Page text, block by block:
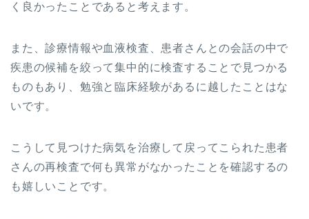
く良かったことであると考えます。
また、診療情報や血液検査、患者さんとの会話の中で
疾患の候補を絞って集中的に検査することで見つかる
ものもあり、勉強と臨床経験があるに越したことはな
いです。
こうして見つけた病気を治療して戻ってこられた患者
さんの再検査で何も異常がなかったことを確認するの
も嬉しいことです。